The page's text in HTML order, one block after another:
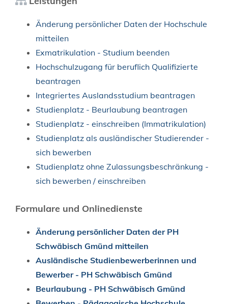
Änderung persönlicher Daten der Hochschule
mitteilen
Exmatrikulation - Studium beenden
Hochschulzugang für beruflich Qualifizierte
beantragen
Integriertes Auslandsstudium beantragen
Studienplatz - Beurlaubung beantragen
Studienplatz - einschreiben (Immatrikulation)
Studienplatz als ausländischer Studierender -
sich bewerben
Studienplatz ohne Zulassungsbeschränkung -
sich bewerben / einschreiben
Formulare und Onlinedienste
Änderung persönlicher Daten der PH
Schwäbisch Gmünd mitteilen
Ausländische Studienbewerberinnen und
Bewerber - PH Schwäbisch Gmünd
Beurlaubung - PH Schwäbisch Gmünd